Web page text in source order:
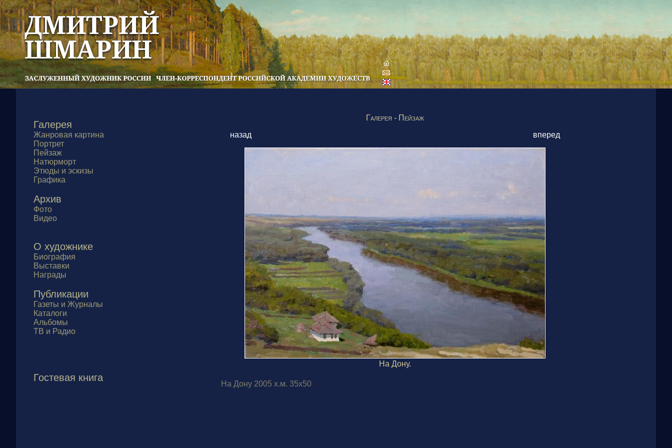
Галерея
Жанровая картина
Портрет
Пейзаж
Натюрморт
Этюды и эскизы
Графика
Архив
Фото
Видео
О художнике
Биография
Выставки
Награды
Публикации
Газеты и Журналы
Каталоги
Альбомы
ТВ и Радио
Гостевая книга
Галерея - Пейзаж
назад
вперед
На Дону.
На Дону 2005 х.м. 35х50